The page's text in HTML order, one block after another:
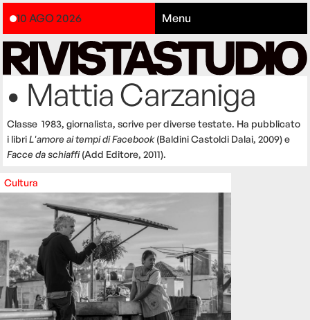
10 AGO 2026 Menu
• Mattia Carzaniga
Classe 1983, giornalista, scrive per diverse testate. Ha pubblicato
i libriL'amore ai tempi di Facebook(Baldini Castoldi Dalai, 2009) e
Facce da schiaffi(Add Editore, 2011).
Cultura